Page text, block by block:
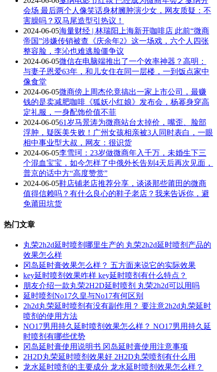
会场 最后两个人像笑话身材臃肿演少女，网友质疑：不
害臊吗？双马尾造型引热议！
2024-06-05海量财经 | 林瑞阳上海新开咖啡店 此前“微商
帝国”涉嫌传销被查《庆余年2》这一场戏，六个人四张
整容脸，李沁也难逃脸僵争议
2024-06-05微信在电脑端推出了一个效率神器？高明：
与妻子恩爱63年，和儿女住在同一层楼，一到饭点家中
像食堂
2024-06-05微商傍上周杰伦竟搞出一家上市公司，最赚
钱的是卖减肥咖啡《狐妖小红娘》发布会，杨幂身穿高
定礼服，一身配饰价值不菲
2024-06-0561岁马景涛为微商站台太掉价，嘴歪、脸部
浮肿，疑医美失败！广州女孩相亲被3人同时表白，一眼
相中事业型大叔，网友：很识货
2024-06-05李雪珂：23岁做微商年入千万，未婚生下三
个混血宝宝，如今怎样了中俄外长告别4天后再次见面，
普京的话中方“高度赞赏”
2024-06-05鞋店铺老店推荐分享，谈谈那些莆田的微商
值得信赖吗？有什么良心的鞋子老店？我来告诉你，避
免莆田坑货
热门文章
丸荣2h2d延时喷剂哪里生产的 丸荣2h2d延时喷剂产品的
效果怎么样
冈岛延时膏效果怎么样？ 五方面来说它的实际效果
key延时喷剂效果咋样 key延时喷剂有什么特点？
朋友介绍一款丸荣2H2D延时喷剂 丸荣2h2d可以用吗
延时喷剂No17久皇与No17有何区别
2h2d丸荣延时喷剂有没有副作用？ 要注意2h2d丸荣延时
喷剂的使用方法
NO17男用持久延时喷剂效果怎么样？ NO17男用持久延
时喷剂有哪些优势
冈岛延时膏使用说明书 冈岛延时膏使用注意事项
2H2D丸荣延时喷剂效果好 2H2D丸荣喷剂有什么用
龙水延时喷剂的主要成分 龙水延时喷剂效果怎么样？